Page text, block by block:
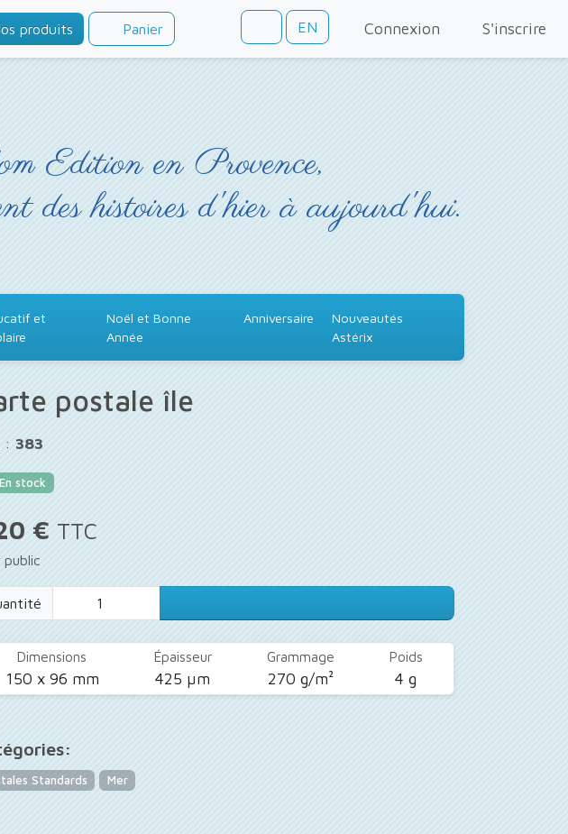
produits Panier EN Connexion S'inscrire
Edition en Provence,
des histoires d'hier à aujourd'hui.
et
Noël et Bonne
Année
Anniversaire
Nouveautés
Astérix
postale île
: 383
En stock
€ TTC
public
Dimensions
150 x 96 mm
Épaisseur
425 µm
Grammage
270 g/m²
Poids
4 g
Standards Mer